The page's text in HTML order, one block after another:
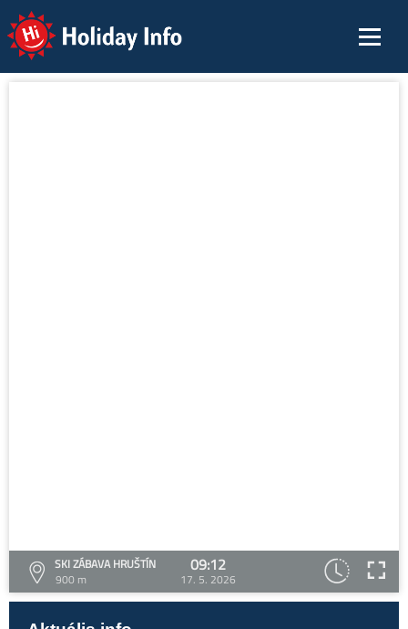
Holiday Info
SKI ZÁBAVA HRUŠTÍN
900 m
09:12
17. 5. 2026